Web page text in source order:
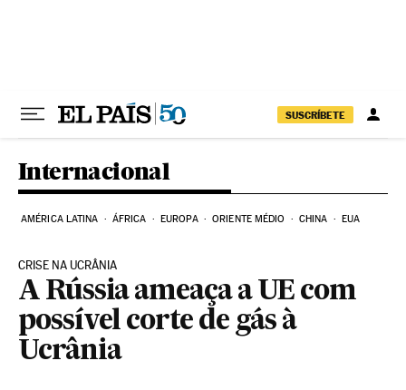
SUSCRÍBETE
Internacional
AMÉRICA LATINA ÁFRICA EUROPA ORIENTE MÉDIO CHINA EUA
CRISE NA UCRÂNIA
A Rússia ameaça a UE com
possível corte de gás à
Ucrânia